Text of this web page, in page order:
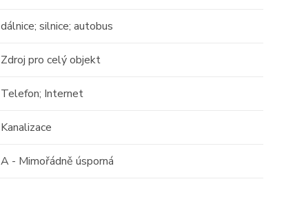
dálnice; silnice; autobus
Zdroj pro celý objekt
Telefon; Internet
Kanalizace
A - Mimořádně úsporná
01